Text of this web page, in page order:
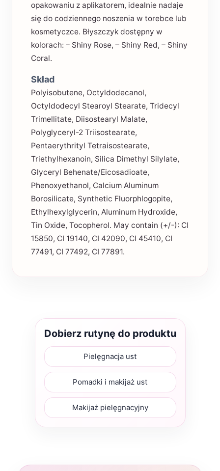
opakowaniu z aplikatorem, idealnie nadaje
się do codziennego noszenia w torebce lub
kosmetyczce. Błyszczyk dostępny w
kolorach: – Shiny Rose, – Shiny Red, – Shiny
Coral.
Skład
Polyisobutene, Octyldodecanol,
Octyldodecyl Stearoyl Stearate, Tridecyl
Trimellitate, Diisostearyl Malate,
Polyglyceryl-2 Triisostearate,
Pentaerythrityl Tetraisostearate,
Triethylhexanoin, Silica Dimethyl Silylate,
Glyceryl Behenate/Eicosadioate,
Phenoxyethanol, Calcium Aluminum
Borosilicate, Synthetic Fluorphlogopite,
Ethylhexylglycerin, Aluminum Hydroxide,
Tin Oxide, Tocopherol. May contain (+/-): CI
15850, CI 19140, CI 42090, CI 45410, CI
77491, CI 77492, CI 77891.
Dobierz rutynę do produktu
Pielęgnacja ust
Pomadki i makijaż ust
Makijaż pielęgnacyjny